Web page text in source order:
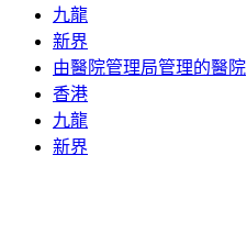
九龍
新界
由醫院管理局管理的醫院
香港
九龍
新界